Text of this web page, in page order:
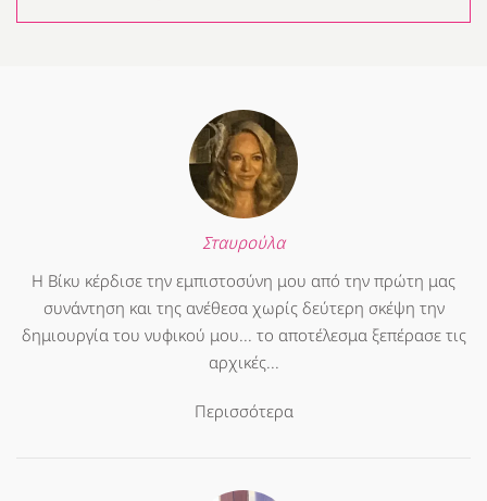
Σταυρούλα
Η Βίκυ κέρδισε την εμπιστοσύνη μου από την πρώτη μας
συνάντηση και της ανέθεσα χωρίς δεύτερη σκέψη την
δημιουργία του νυφικού μου... το αποτέλεσμα ξεπέρασε τις
αρχικές...
Περισσότερα